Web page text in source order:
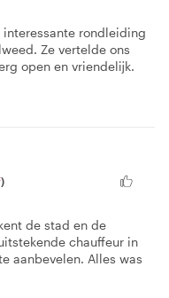
interessante rondleiding
Ze vertelde ons
open en vriendelijk.
)
de stad en de
chauffeur in
aanbevelen. Alles was